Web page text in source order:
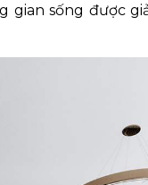
gian sống được